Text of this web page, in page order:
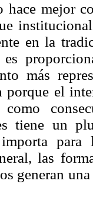
hace mejor
en la
es
más
el
tiene un
las
generan